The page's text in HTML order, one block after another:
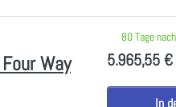
keine Bewertungen vor.
Way
80 Tage
5.965,55
In